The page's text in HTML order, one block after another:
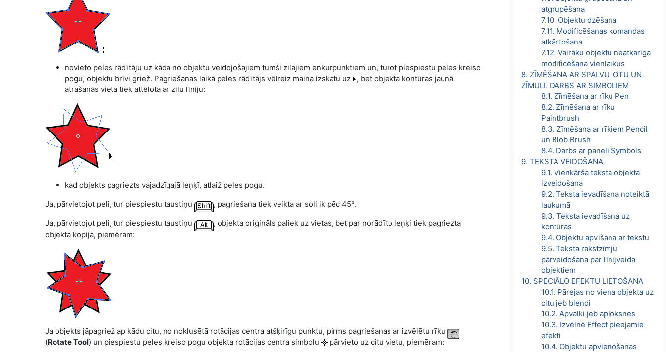
atgrupēšana
7.10. Objektu dzēšana
7.11. Modificēšanas komandas
atkārtošana
7.12. Vairāku objektu neatkarīga
modificēšana vienlaikus
8. ZĪMĒŠANA AR SPALVU, OTU UN
ZĪMULI. DARBS AR SIMBOLIEM
8.1. Zīmēšana ar rīku Pen
8.2. Zīmēšana ar rīku
Paintbrush
8.3. Zīmēšana ar rīkiem Pencil
un Blob Brush
8.4. Darbs ar paneli Symbols
9. TEKSTA VEIDOŠANA
9.1. Vienkārša teksta objekta
izveidošana
9.2. Teksta ievadīšana noteiktā
laukumā
9.3. Teksta ievadīšana uz
kontūras
9.4. Objektu apvīšana ar tekstu
9.5. Teksta rakstzīmju
pārveidošana par līnijveida
objektiem
10. SPECIĀLO EFEKTU LIETOŠANA
10.1. Pārejas no viena objekta uz
citu jeb blendi
10.2. Apvalki jeb aploksnes
10.3. Izvēlnē Effect pieejamie
efekti
10.4. Objektu apvienošanas
novieto peles rādītāju uz kāda no objektu veidojošajiem tumši zilajiem enkurpunktiem un, turot piespiestu peles kreiso
pogu, objektu brīvi griež. Pagriešanas laikā peles rādītājs vēlreiz maina izskatu uz
, bet objekta kontūras jaunā
atrašanās vieta tiek attēlota ar zilu līniju:
kad objekts pagriezts vajadzīgajā leņķī, atlaiž peles pogu.
Ja, pārvietojot peli, tur piespiestu taustiņu
, pagriešana tiek veikta ar soli ik pēc 45º.
Ja, pārvietojot peli, tur piespiestu taustiņu
, objekta oriģināls paliek uz vietas, bet par norādīto leņķi tiek pagriezta
objekta kopija, piemēram:
Ja objekts jāpagriež ap kādu citu, no noklusētā rotācijas centra atšķirīgu punktu, pirms pagriešanas ar izvēlētu rīku
(Rotate Tool) un piespiestu peles kreiso pogu objekta rotācijas centra simbolu pārvieto uz citu vietu, piemēram: